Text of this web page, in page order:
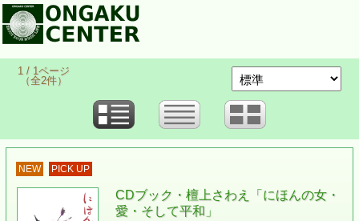
1 / 1ページ
（全2件）
NEW PICK UP
CDブック・檀上さわえ「にほんの女・
愛・そして平和」